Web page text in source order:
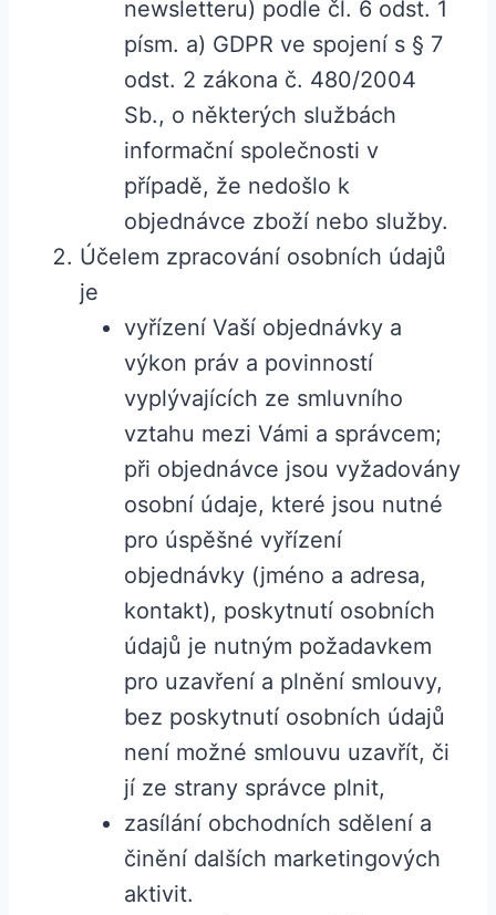
newsletteru) podle čl. 6 odst. 1
písm. a) GDPR ve spojení s § 7
odst. 2 zákona č. 480/2004
Sb., o některých službách
informační společnosti v
případě, že nedošlo k
objednávce zboží nebo služby.
Účelem zpracování osobních údajů
je
vyřízení Vaší objednávky a
výkon práv a povinností
vyplývajících ze smluvního
vztahu mezi Vámi a správcem;
při objednávce jsou vyžadovány
osobní údaje, které jsou nutné
pro úspěšné vyřízení
objednávky (jméno a adresa,
kontakt), poskytnutí osobních
údajů je nutným požadavkem
pro uzavření a plnění smlouvy,
bez poskytnutí osobních údajů
není možné smlouvu uzavřít, či
jí ze strany správce plnit,
zasílání obchodních sdělení a
činění dalších marketingových
aktivit.